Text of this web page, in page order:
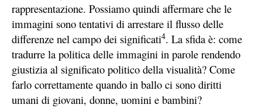
rappresentazione. Possiamo quindi affermare che le
immagini sono tentativi di arrestare il flusso delle
differenze nel campo dei significati4. La sfida è: come
tradurre la politica delle immagini in parole rendendo
giustizia al significato politico della visualità? Come
farlo correttamente quando in ballo ci sono diritti
umani di giovani, donne, uomini e bambini?